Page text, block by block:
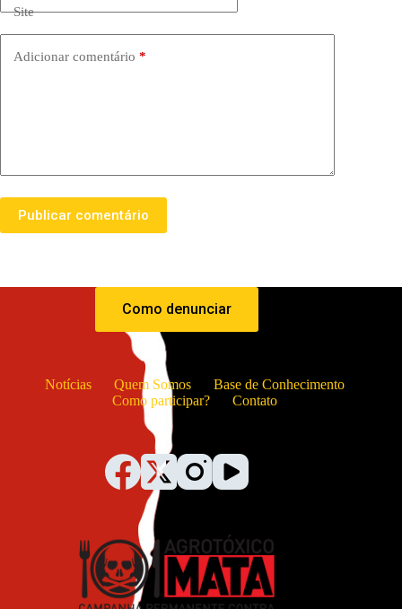
Site
Adicionar comentário *
Publicar comentário
Como denunciar
Notícias Quem Somos
Base de Conhecimento
Como participar?
Contato